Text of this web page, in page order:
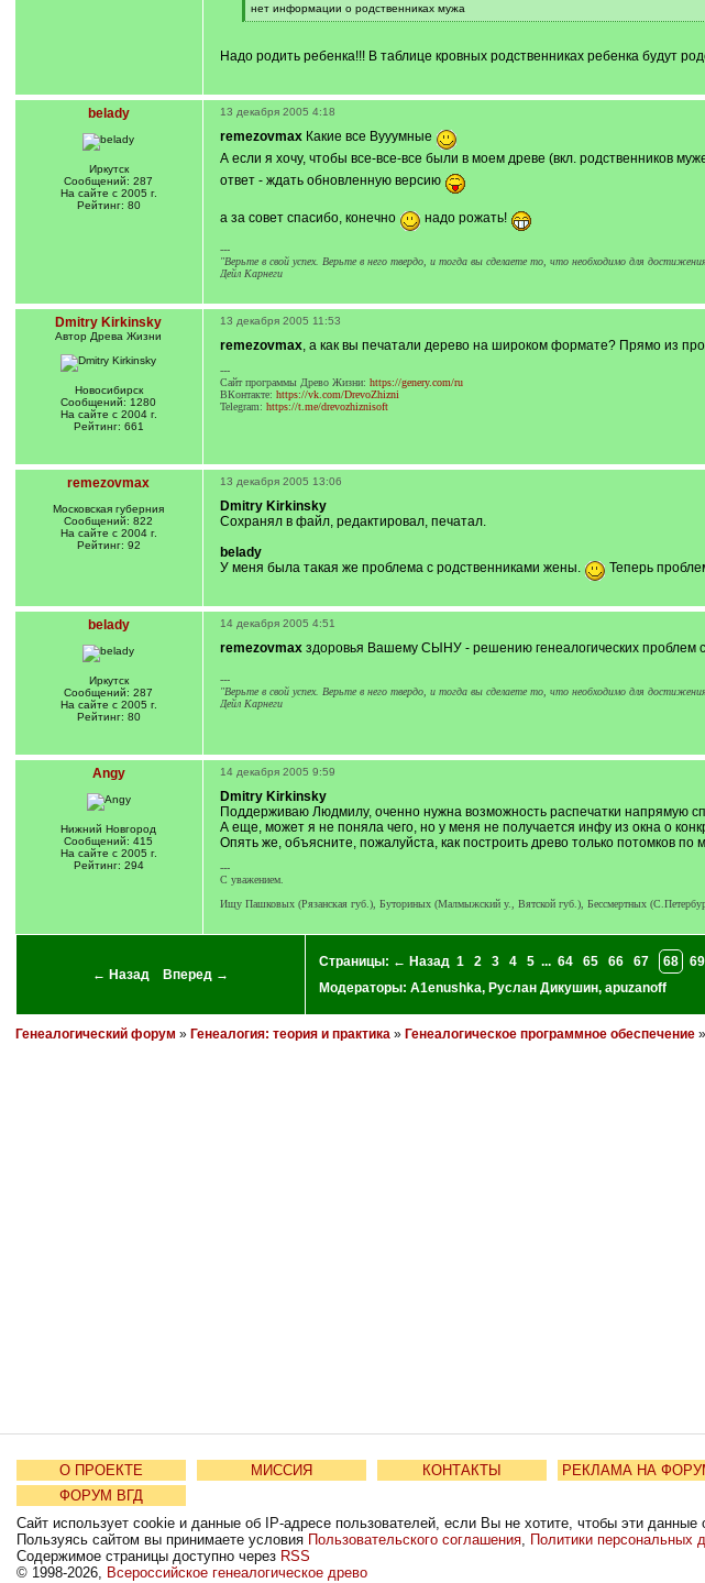
[
q
нет информации о родственниках мужа
[
]
Надо родить ребенка!!! В таблице кровных родственниках ребенка будут
belady
Иркутск
Сообщений: 287
На сайте с 2005 г.
Рейтинг: 80
13 декабря 2005 4:18
remezovmaxКакие все Вууумные
А если я хочу, чтобы все-все-все были в моем древе (вкл. родственников
ответ - ждать обновленную версию
а за совет спасибо, конечно надо рожать!
---
"Верьте в свой успех. Верьте в него твердо, и тогда вы сделаете то, что необходимо для
Дейл Карнеги
Dmitry Kirkinsky
Автор Древа Жизни
Новосибирск
Сообщений: 1280
На сайте с 2004 г.
Рейтинг: 661
13 декабря 2005 11:53
remezovmax, а как вы печатали дерево на широком формате? Прямо из
---
Сайт программы Древо Жизни: https://genery.com/ru
ВКонтакте: https://vk.com/DrevoZhizni
Telegram: https://t.me/drevozhiznisoft
remezovmax
Московская губерния
Сообщений: 822
На сайте с 2004 г.
Рейтинг: 92
13 декабря 2005 13:06
Dmitry Kirkinsky
Сохранял в файл, редактировал, печатал.
belady
У меня была такая же проблема с родственниками жены.
Теперь
belady
Иркутск
Сообщений: 287
На сайте с 2005 г.
Рейтинг: 80
14 декабря 2005 4:51
remezovmaxздоровья Вашему СЫНУ - решению генеалогических проблем
---
"Верьте в свой успех. Верьте в него твердо, и тогда вы сделаете то, что необходимо для
Дейл Карнеги
Angy
Нижний Новгород
Сообщений: 415
На сайте с 2005 г.
Рейтинг: 294
14 декабря 2005 9:59
Dmitry Kirkinsky
Поддерживаю Людмилу, оченно нужна возможность распечатки напрямую
А еще, может я не поняла чего, но у меня не получается инфу из окна о
Опять же, объясните, пожалуйста, как построить древо только потомков по
---
С уважением.
Ищу Пашковых (Рязанская губ.), Буториных (Малмыжский у., Вятской губ.), Бессмертных
← Назад Вперед →
Страницы: ← Назад 1 2 3 4 5 ... 64 65 66 67 68 69
Модераторы: A1enushka, Руслан Дикушин, apuzanoff
Генеалогический форум » Генеалогия: теория и практика» Генеалогическое программное обеспечение»
О ПРОЕКТЕ МИССИЯ КОНТАКТЫ РЕКЛАМА НА
ФОРУМ ВГД
Сайт использует cookie и данные об IP-адресе пользователей, если Вы не хотите, чтобы эти данные
Пользуясь сайтом вы принимаете условия Пользовательского соглашения, Политики персональных
Содержимое страницы доступно через RSS
© 1998-2026, Всероссийское генеалогическое древо